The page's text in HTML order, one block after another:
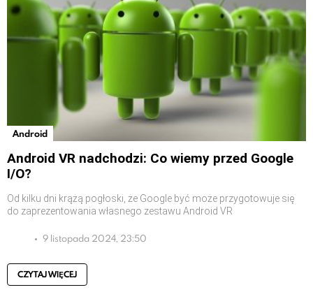
Android
Android VR nadchodzi: Co wiemy przed Google
I/O?
Od kilku dni krążą pogłoski, że Google być może przygotowuje się
do zaprezentowania własnego zestawu Android VR
9 listopada 2024, 23:50
CZYTAJ WIĘCEJ